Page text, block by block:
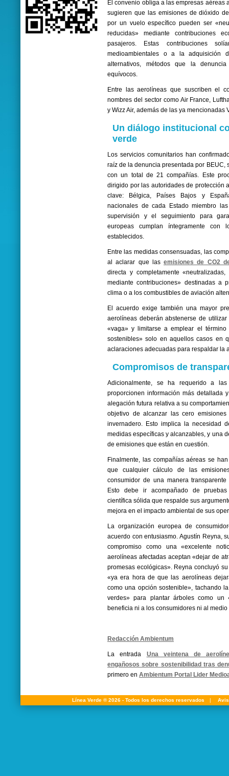
El convenio obliga a las empresas aéreas
sugieren que las emisiones de dióxido
por un vuelo específico pueden ser
reducidas» mediante contribuciones
pasajeros. Estas contribuciones
medioambientales o a la adquisición
alternativos, métodos que la
equívocos.
Entre las aerolíneas que suscriben el
nombres del sector como Air France,
y Wizz Air, además de las ya mencionadas
Un diálogo institucional
verde
Los servicios comunitarios han
raíz de la denuncia presentada por BEUC,
con un total de 21 compañías. Este
dirigido por las autoridades de protección
clave: Bélgica, Países Bajos y
nacionales de cada Estado miembro
supervisión y el seguimiento para
europeas cumplan íntegramente
establecidos.
Entre las medidas consensuadas, las
al aclarar que las emisiones de CO2
directa y completamente
mediante contribuciones» destinadas a
clima o a los combustibles de aviación
El acuerdo exige también una mayor
aerolíneas deberán abstenerse de
«vaga» y limitarse a emplear el término
sostenibles» solo en aquellos casos en
aclaraciones adecuadas para respaldar la
Compromisos de
Adicionalmente, se ha requerido a
proporcionen información más detallada
alegación futura relativa a su
objetivo de alcanzar las cero
invernadero. Esto implica la necesidad
medidas específicas y alcanzables, y una
de emisiones que están en cuestión.
Finalmente, las compañías aéreas se
que cualquier cálculo de las
consumidor de una manera
Esto debe ir acompañado de
científica sólida que respalde sus
mejora en el impacto ambiental de sus
La organización europea de
acuerdo con entusiasmo. Agustín Reyna,
compromiso como una «excelente
aerolíneas afectadas aceptan «dejar de
promesas ecológicas». Reyna concluyó
«ya era hora de que las aerolíneas
como una opción sostenible», tachando
verdes» para plantar árboles como un
beneficia ni a los consumidores ni al
Redacción Ambientum
La entrada Una veintena de
engañosos sobre sostenibilidad tras
primero en Ambientum Portal Lider
Línea Verde ® 2026 - Todos los derechos reservados |